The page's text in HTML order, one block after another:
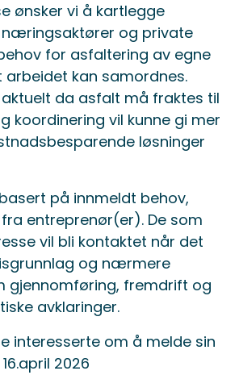
ønsker vi å kartlegge
og private
for asfaltering av egne
arbeidet kan samordnes.
da asfalt må fraktes til
koordinering vil kunne gi mer
løsninger
på innmeldt behov,
entreprenør(er). De som
vil bli kontaktet når det
og nærmere
gjennomføring, fremdrift og
avklaringer.
interesserte om å melde sin
2026